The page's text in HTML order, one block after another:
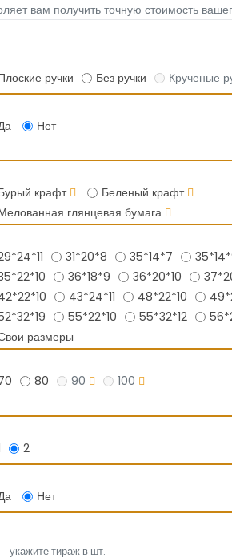
вам получить точную стоимость
ручки Без ручки Крученые
Нет
крафт
Беленый крафт
глянцевая бумага
31*20*8 35*14*7
36*18*9 36*20*10
43*24*11 48*22*10
55*22*10 55*32*12
размеры
80 90 100
2
Нет